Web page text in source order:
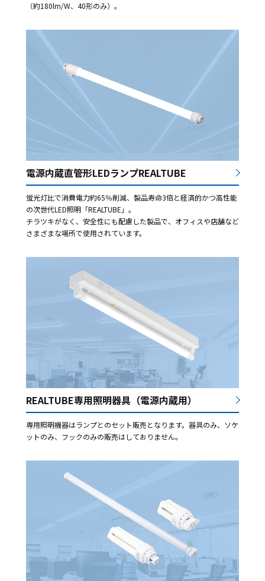
（約180lm/W、40形のみ）。
電源内蔵直管形LEDランプREALTUBE
蛍光灯比で消費電力約65％削減、製品寿命3倍と経済的かつ高性能
の次世代LED照明「REALTUBE」。
チラツキがなく、安全性にも配慮した製品で、オフィスや店舗など
さまざまな場所で使用されています。
REALTUBE専用照明器具（電源内蔵用）
専用照明機器はランプとのセット販売となります。器具のみ、ソケ
ットのみ、フックのみの販売はしておりません。